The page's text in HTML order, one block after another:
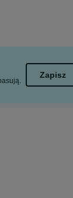
Zapisz